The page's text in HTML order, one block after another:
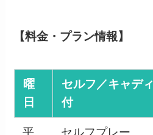
【料金・プラン情報】
曜
日
セルフ／キャディ
付
平
セルフプレー